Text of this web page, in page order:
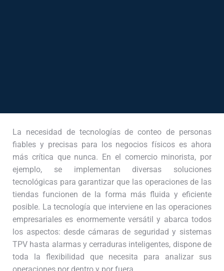
La necesidad de tecnologías de conteo de personas
fiables y precisas para los negocios físicos es ahora
más crítica que nunca. En el comercio minorista, por
ejemplo, se implementan diversas soluciones
tecnológicas para garantizar que las operaciones de las
tiendas funcionen de la forma más fluida y eficiente
posible. La tecnología que interviene en las operaciones
empresariales es enormemente versátil y abarca todos
los aspectos: desde cámaras de seguridad y sistemas
TPV hasta alarmas y cerraduras inteligentes, dispone de
toda la flexibilidad que necesita para analizar sus